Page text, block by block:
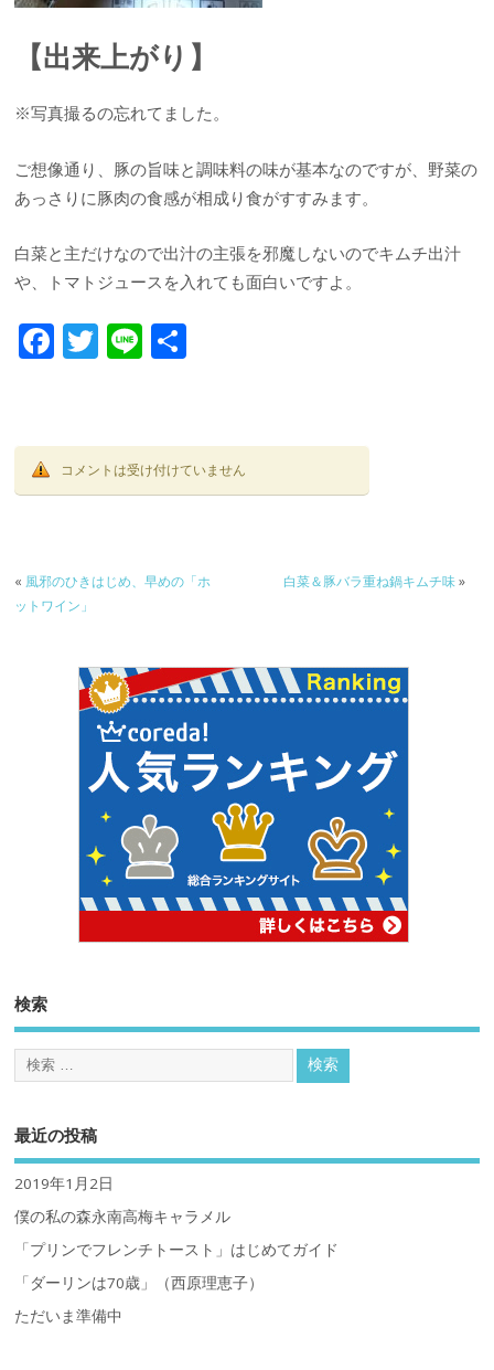
【出来上がり】
※写真撮るの忘れてました。
ご想像通り、豚の旨味と調味料の味が基本なのですが、野菜の
あっさりに豚肉の食感が相成り食がすすみます。
白菜と主だけなので出汁の主張を邪魔しないのでキムチ出汁
や、トマトジュースを入れても面白いですよ。
F
b
o
T
er
Li
コメントは受け付けていません
« 風邪のひきはじめ、早めの「ホ
ットワイン」
白菜＆豚バラ重ね鍋キムチ味»
検索
最近の投稿
2019年1月2日
僕の私の森永南高梅キャラメル
「プリンでフレンチトースト」はじめてガイド
「ダーリンは70歳」（西原理恵子）
ただいま準備中